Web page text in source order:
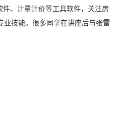
、计量计价等工具软件，关注房
业技能。很多同学在讲座后与张雷